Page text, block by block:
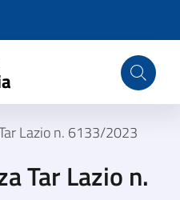
Campania
Lazio n. 6133/2023
Tar Lazio n.